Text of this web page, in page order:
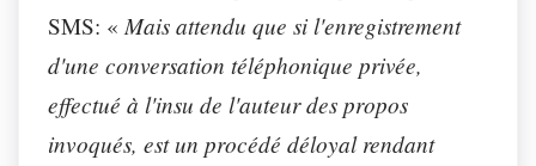
SMS: «Mais attendu que si l'enregistrement
d'une conversation téléphonique privée,
effectué à l'insu de l'auteur des propos
invoqués, est un procédé déloyal rendant